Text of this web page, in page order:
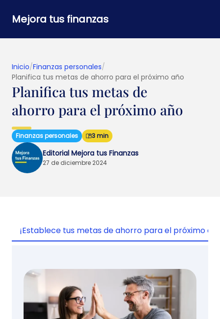
Mejora tus finanzas
Inicio/Finanzas personales/
Planifica tus metas de ahorro para el próximo año
Planifica tus metas de
ahorro para el próximo año
Finanzas personales 3 min
Editorial Mejora tus Finanzas
27 de diciembre 2024
¡Establece tus metas de ahorro para el próximo